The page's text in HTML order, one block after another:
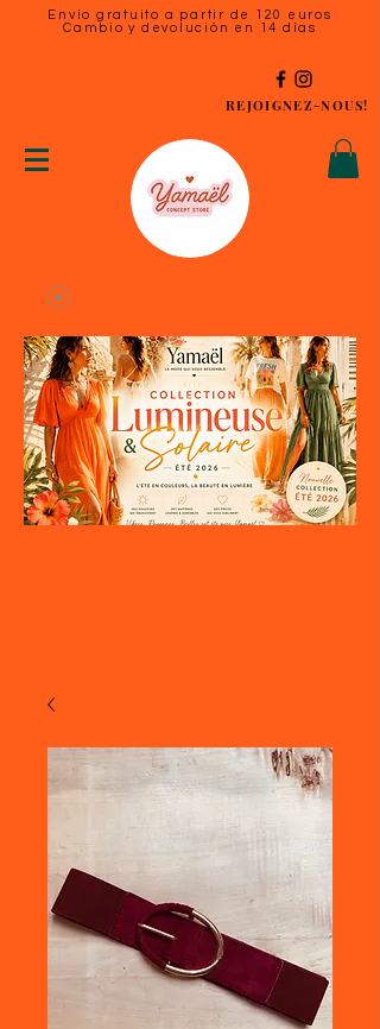
Envío gratuito a partir de 120 euros
Cambio y devolución en 14 días
REJOIGNEZ-NOUS!